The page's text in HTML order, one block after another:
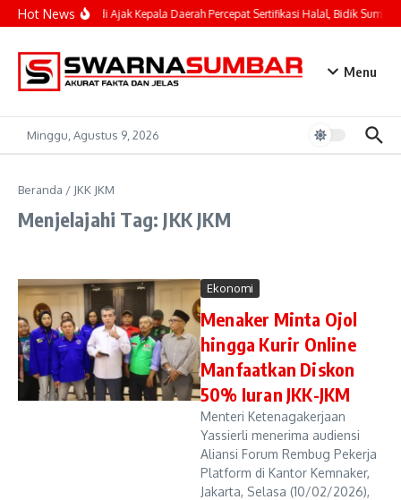
Lewati ke konten
Hot NewsMahyeldi Ajak Kepala Daerah Percepat Sertifikasi Halal, Bidik
Menu
Minggu, Agustus 9, 2026
Beranda / JKK JKM
Menjelajahi Tag: JKK JKM
Ekonomi
Menaker Minta Ojol
hingga Kurir Online
Manfaatkan Diskon
50% Iuran JKK-JKM
Menteri Ketenagakerjaan
Yassierli menerima audiensi
Aliansi Forum Rembug Pekerja
Platform di Kantor Kemnaker,
Jakarta, Selasa (10/02/2026),